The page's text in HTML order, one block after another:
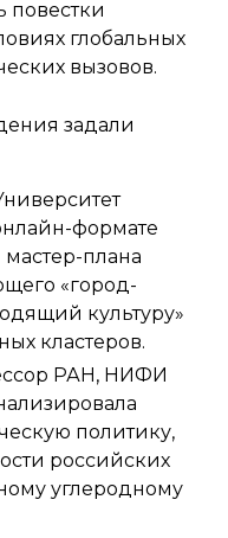
повестки
глобальных
вызовов.
задали
формате
плана
«город-
культуру»
кластеров.
РАН, НИФИ
политику,
российских
углеродному